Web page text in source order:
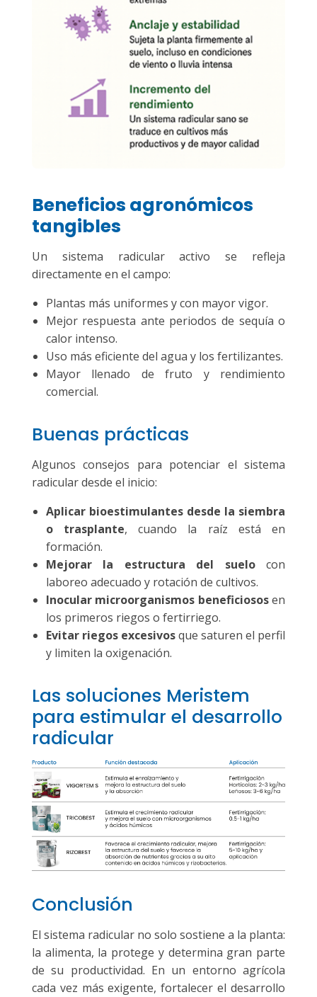
Beneficios agronómicos
tangibles
Un sistema radicular activo se refleja
directamente en el campo:
Plantas más uniformes y con mayor vigor.
Mejor respuesta ante periodos de sequía o
calor intenso.
Uso más eficiente del agua y los fertilizantes.
Mayor llenado de fruto y rendimiento
comercial.
Buenas prácticas
Algunos consejos para potenciar el sistema
radicular desde el inicio:
Aplicar bioestimulantes desde la siembra
o trasplante, cuando la raíz está en
formación.
Mejorar la estructura del suelocon
laboreo adecuado y rotación de cultivos.
Inocular microorganismos beneficiososen
los primeros riegos o fertirriego.
Evitar riegos excesivosque saturen el perfil
y limiten la oxigenación.
Las soluciones Meristem
para estimular el desarrollo
radicular
Conclusión
El sistema radicular no solo sostiene a la planta:
la alimenta, la protege y determina gran parte
de su productividad. En un entorno agrícola
cada vez más exigente, fortalecer el desarrollo